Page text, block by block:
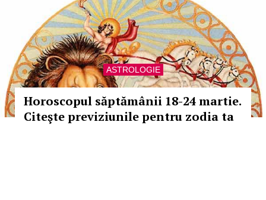
ASTROLOGIE
Horoscopul săptămânii 18-24 martie.
Citeşte previziunile pentru zodia ta